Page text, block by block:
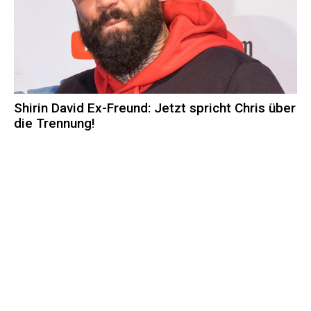
Shirin David Ex-Freund: Jetzt spricht Chris über
die Trennung!